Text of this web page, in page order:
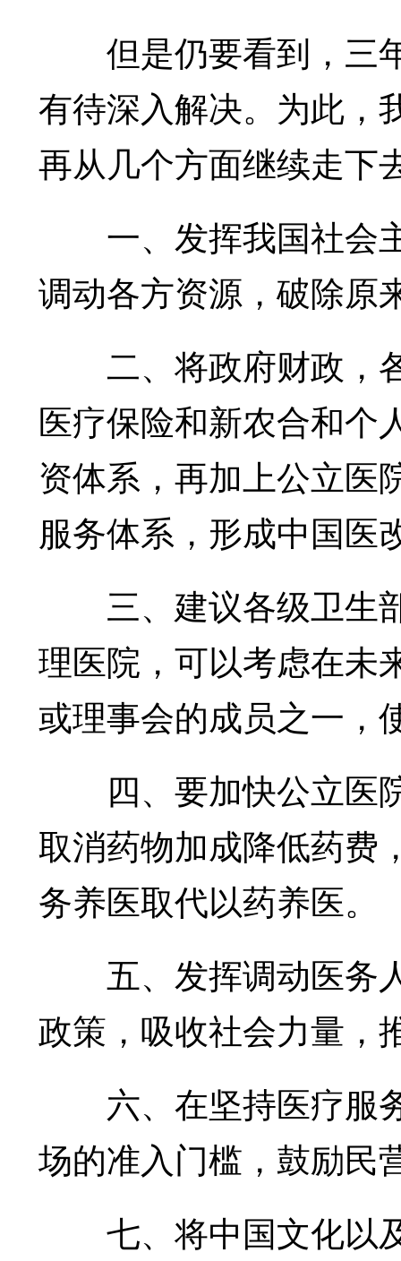
但是仍要看到，三
有待深入解决。为此，
再从几个方面继续走下
一、发挥我国社会
调动各方资源，破除原
二、将政府财政，
医疗保险和新农合和个
资体系，再加上公立医
服务体系，形成中国医
三、建议各级卫生
理医院，可以考虑在未
或理事会的成员之一，
四、要加快公立医
取消药物加成降低药费
务养医取代以药养医。
五、发挥调动医务
政策，吸收社会力量，
六、在坚持医疗服
场的准入门槛，鼓励民
七、将中国文化以